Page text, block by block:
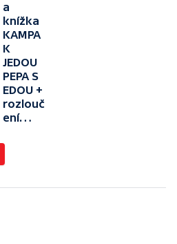
a
knížka
KAMPA
K
JEDOU
PEPA S
EDOU +
rozlouč
ení…